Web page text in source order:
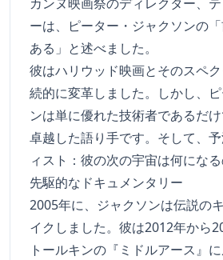
ーは、ピーター・ジャクソンの
ある」と述べました。
彼はハリウッド映画とそのスペ
続的に変革しました。しかし、
ンは単に優れた技術者であるだ
卓越した語り手です。そして、
ィスト：彼の次の宇宙は何にな
先駆的なドキュメンタリー
2005年に、ジャクソンは伝説の
イクしました。彼は2012年から
トールキンの『ミドルアース』